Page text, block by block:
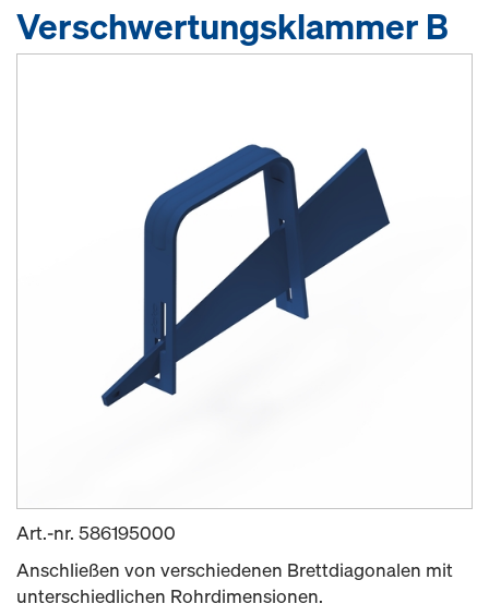
Verschwertungsklammer B
Art.-nr. 586195000
Anschließen von verschiedenen Brettdiagonalen mit
unterschiedlichen Rohrdimensionen.